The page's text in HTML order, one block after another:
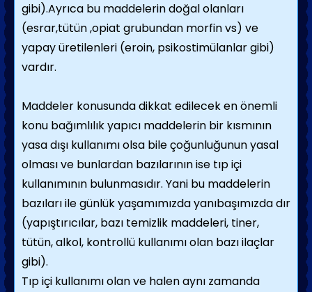
gibi).Ayrıca bu maddelerin doğal olanları
(esrar,tütün ,opiat grubundan morfin vs) ve
yapay üretilenleri (eroin, psikostimülanlar gibi)
vardır.
Maddeler konusunda dikkat edilecek en önemli
konu bağımlılık yapıcı maddelerin bir kısmının
yasa dışı kullanımı olsa bile çoğunluğunun yasal
olması ve bunlardan bazılarının ise tıp içi
kullanımının bulunmasıdır. Yani bu maddelerin
bazıları ile günlük yaşamımızda yanıbaşımızda dır
(yapıştırıcılar, bazı temizlik maddeleri, tiner,
tütün, alkol, kontrollü kullanımı olan bazı ilaçlar
gibi).
Tıp içi kullanımı olan ve halen aynı zamanda